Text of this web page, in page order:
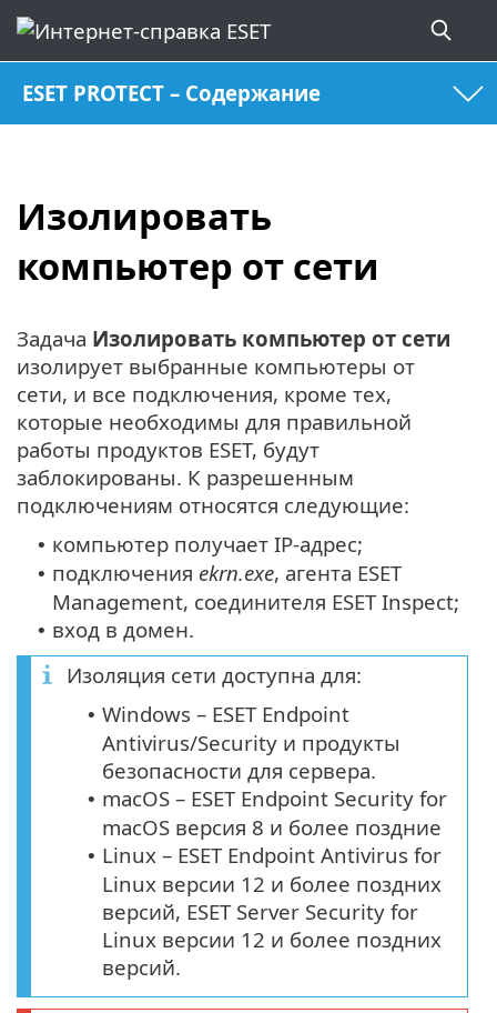
ESET PROTECT – Содержание
Изолировать
компьютер от сети
Задача Изолировать компьютер от сети
изолирует выбранные компьютеры от
сети, и все подключения, кроме тех,
которые необходимы для правильной
работы продуктов ESET, будут
заблокированы. К разрешенным
подключениям относятся следующие:
• компьютер получает IP-адрес;
• подключения ekrn.exe, агента ESET
Management, соединителя ESET Inspect;
• вход в домен.
Изоляция сети доступна для:
• Windows – ESET Endpoint
Antivirus/Security и продукты
безопасности для сервера.
• macOS – ESET Endpoint Security for
macOS версия 8 и более поздние
• Linux – ESET Endpoint Antivirus for
Linux версии 12 и более поздних
версий, ESET Server Security for
Linux версии 12 и более поздних
версий.